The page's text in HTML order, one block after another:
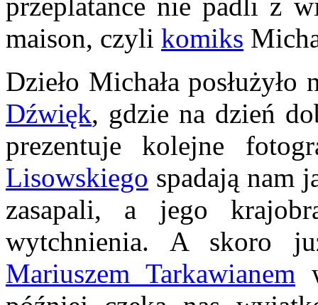
maison, czyli komiks
Dzieło Michała posłużyło
Dźwięk, gdzie na dzień
prezentuje kolejne
Lisowskiego spadają nam
zasapali, a jego
wytchnienia. A skoro
Mariuszem Tarkawianem